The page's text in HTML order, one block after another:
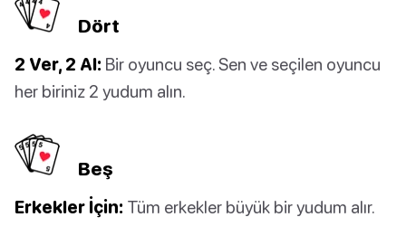
Dört
2 Ver, 2 Al: Bir oyuncu seç. Sen ve seçilen oyuncu
her biriniz 2 yudum alın.
Beş
Erkekler İçin: Tüm erkekler büyük bir yudum alır.